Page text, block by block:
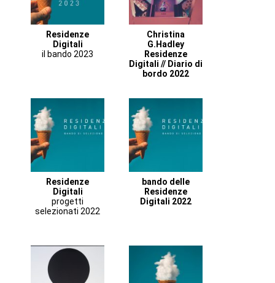
Residenze
Digitali
il bando 2023
Christina
G.Hadley
Residenze
Digitali // Diario di
bordo 2022
Residenze
Digitali
progetti
selezionati 2022
bando delle
Residenze
Digitali 2022